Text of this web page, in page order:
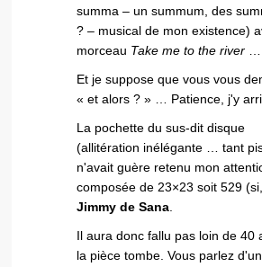
summa – un summum, des
? – musical de mon existence)
morceau Take me to the river
Et je suppose que vous vous
« et alors ? » … Patience, j'y
La pochette du sus-dit disque
(allitération inélégante … tant
n'avait guère retenu mon
composée de 23×23 soit 529
Jimmy de Sana
Il aura donc fallu pas loin de 40
la pièce tombe. Vous parlez